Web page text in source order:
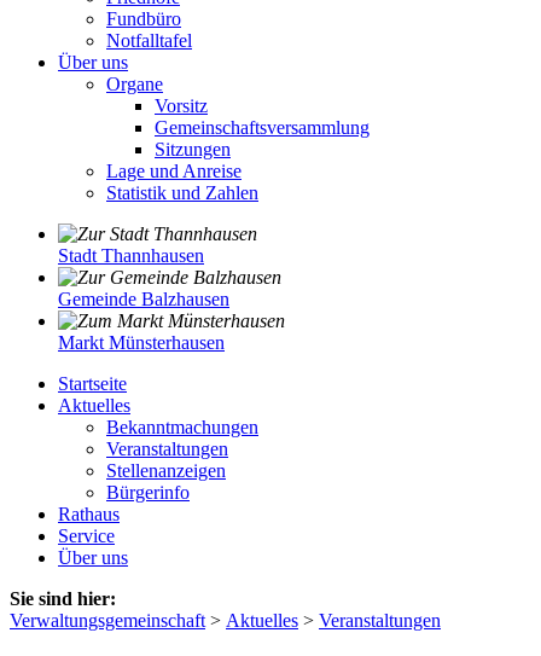
Fundbüro
Notfalltafel
Über uns
Organe
Vorsitz
Gemeinschaftsversammlung
Sitzungen
Lage und Anreise
Statistik und Zahlen
Stadt Thannhausen
Gemeinde Balzhausen
Markt Münsterhausen
Startseite
Aktuelles
Bekanntmachungen
Veranstaltungen
Stellenanzeigen
Bürgerinfo
Rathaus
Service
Über uns
Sie sind hier:
Verwaltungsgemeinschaft > Aktuelles > Veranstaltungen